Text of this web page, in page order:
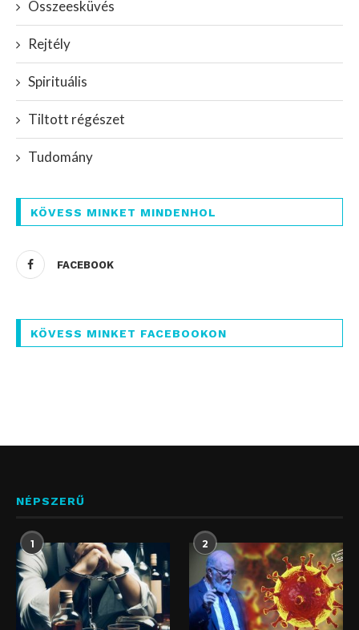
Összeesküvés
Rejtély
Spirituális
Tiltott régészet
Tudomány
KÖVESS MINKET MINDENHOL
FACEBOOK
KÖVESS MINKET FACEBOOKON
NÉPSZERŰ
1 2